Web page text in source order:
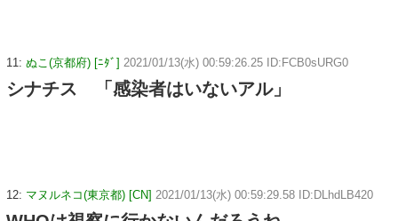
11: ぬこ(京都府) [ﾆﾀﾞ] 2021/01/13(水) 00:59:26.25 ID:FCB0sURG0
シナチス 「感染者はいないアル」
12: マヌルネコ(東京都) [CN] 2021/01/13(水) 00:59:29.58 ID:DLhdLB420